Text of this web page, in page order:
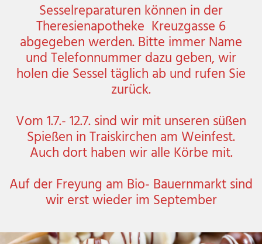
Sesselreparaturen können in der
Theresienapotheke Kreuzgasse 6
abgegeben werden. Bitte immer Name
und Telefonnummer dazu geben, wir
holen die Sessel täglich ab und rufen Sie
zurück.
Vom 1.7.- 12.7. sind wir mit unseren süßen
Spießen in Traiskirchen am Weinfest.
Auch dort haben wir alle Körbe mit.
Auf der Freyung am Bio- Bauernmarkt sind
wir erst wieder im September